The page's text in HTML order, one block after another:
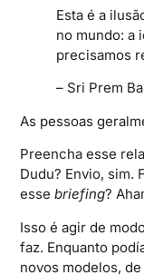
Esta é a
no mundo: a
precisamos
– Sri Prem
As pessoas
Preencha esse
Dudu? Envio, sim.
essebriefing?
Isso é agir de
faz. Enquanto
novos modelos,